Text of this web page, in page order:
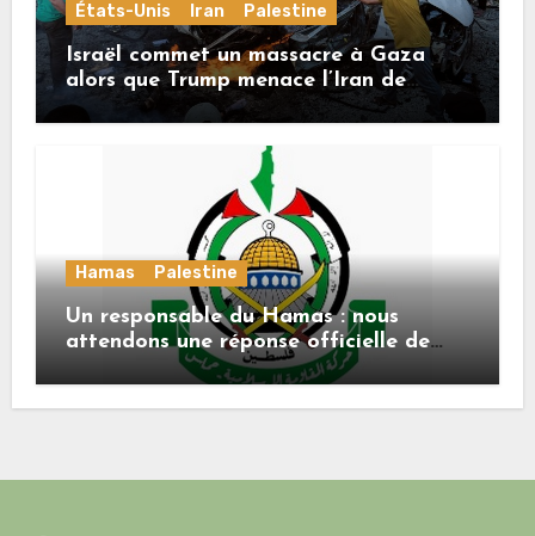
États-Unis Iran Palestine
Israël commet un massacre à Gaza
alors que Trump menace l’Iran de
«décapitation»
Hamas Palestine
Un responsable du Hamas : nous
attendons une réponse officielle de
Mladenov concernant la feuille de